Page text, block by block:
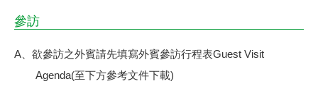
參訪
A、欲參訪之外賓請先填寫外賓參訪行程表Guest Visit
Agenda(至下方參考文件下載)